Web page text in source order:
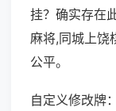
挂？确实存在
麻将,同城上饶
公平。
自定义修改牌